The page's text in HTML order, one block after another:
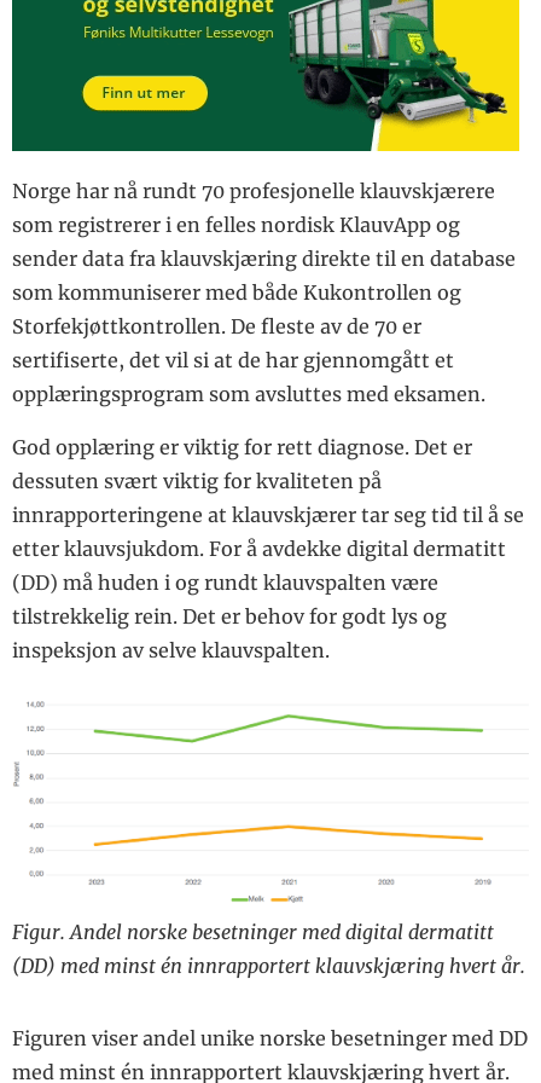
Ringorm har store
konsekvenser
Fugleinfluensa hos
Antibiotikaresistente
bakterier – fra fjøs til
folkehelse
Smittsom diaré på
Nord-Vestlandet
forrige vinter
Vinterdysenteri kan
bety melketap på
300 liter pr. ku
Status for jurhelsa i
norske
Bærekraft og
antibiotikaresistens
Status ”smittsom
mastitt” i Norge
Fiksering en
forutsetning for
Hva betyr kuhelsa
for klima og
årstidene
individ
Fikk koronavirus på
mastittbehandling
uten speneprøve
Har det best ved å
være litt i forkant
Fra GS til fødsel – Ta
Kjøtt fra kastrater
på menyen til jul
Optimisme på Elmia
Lantbruk
Geno-prosjekter
presentert på
internasjonal
konferanse
Buskap for 50 år
siden
Q-bonden
Dagros
Tine
Midtside
Smått til nytte
Firmanytt
Norge har nå rundt 70 profesjonelle klauvskjærere
som registrerer i en felles nordisk KlauvApp og
sender data fra klauvskjæring direkte til en database
som kommuniserer med både Kukontrollen og
Storfekjøttkontrollen. De fleste av de 70 er
sertifiserte, det vil si at de har gjennomgått et
opplæringsprogram som avsluttes med eksamen.
God opplæring er viktig for rett diagnose. Det er
dessuten svært viktig for kvaliteten på
innrapporteringene at klauvskjærer tar seg tid til å se
etter klauvsjukdom. For å avdekke digital dermatitt
(DD) må huden i og rundt klauvspalten være
tilstrekkelig rein. Det er behov for godt lys og
inspeksjon av selve klauvspalten.
Figur. Andel norske besetninger med digital dermatitt
(DD) med minst én innrapportert klauvskjæring hvert år.
Figuren viser andel unike norske besetninger med DD
med minst én innrapportert klauvskjæring hvert år.